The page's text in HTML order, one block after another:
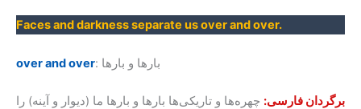
Faces and darkness separate us over and over.
over and over : بارها و بارها
برگردان فارسی: چهره‌ها و تاریکی‌ها بارها و بارها ما (دیوار و آینه) را